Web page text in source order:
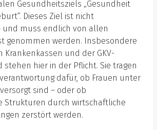
Gesundheitsziels „Gesundheit
Dieses Ziel ist nicht
muss endlich von allen
genommen werden. Insbesondere
Krankenkassen und der GKV-
stehen hier in der Pflicht. Sie tragen
dafür, ob Frauen unter
sind – oder ob
Strukturen durch wirtschaftliche
zerstört werden.